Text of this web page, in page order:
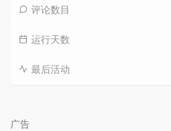
评论数目
运行天数
最后活动
广告